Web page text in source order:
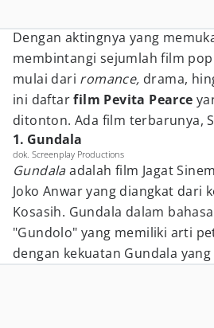
Dengan aktingnya yang
membintangi sejumlah film
mulai dari romance, drama,
ini daftarfilm Pevita Pearce
ditonton. Ada film terbarunya,
1. Gundala
dok. Screenplay Productions
Gundalaadalah film Jagat
Joko Anwar yang diangkat dari
Kosasih. Gundala dalam
"Gundolo" yang memiliki arti
dengan kekuatan Gundala